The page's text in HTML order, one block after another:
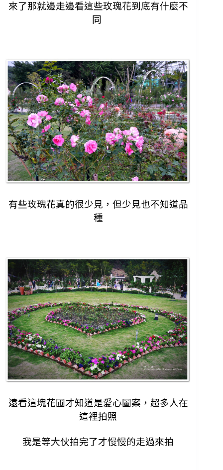
來了那就邊走邊看這些玫瑰花到底有什麼不
同
有些玫瑰花真的很少見，但少見也不知道品
種
遠看這塊花圃才知道是愛心圖案， 超多人在
這裡拍照
我是等大伙拍完了才慢慢的走過來拍